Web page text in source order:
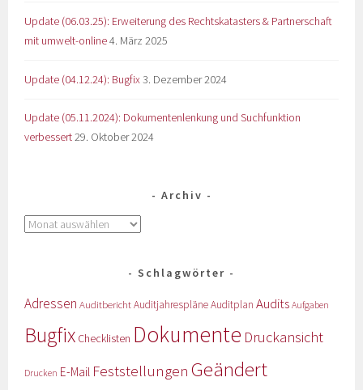
Update (06.03.25): Erweiterung des Rechtskatasters & Partnerschaft
mit umwelt-online4. März 2025
Update (04.12.24): Bugfix 3. Dezember 2024
Update (05.11.2024): Dokumentenlenkung und Suchfunktion
verbessert29. Oktober 2024
Archiv
Schlagwörter
Adressen AuditberichtAuditjahrespläneAuditplan Audits Aufgaben
Bugfix Checklisten Dokumente Druckansicht
Drucken E-Mail Feststellungen Geändert